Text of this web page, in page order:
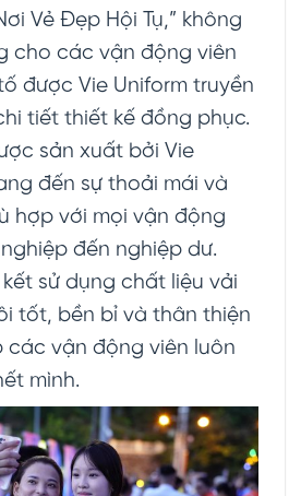
Vẻ Đẹp Hội Tụ,” không
cho các vận động viên
được Vie Uniform truyền
tiết thiết kế đồng phục.
sản xuất bởi Vie
đến sự thoải mái và
hợp với mọi vận động
đến nghiệp dư.
sử dụng chất liệu vải
tốt, bền bỉ và thân thiện
các vận động viên luôn
mình.